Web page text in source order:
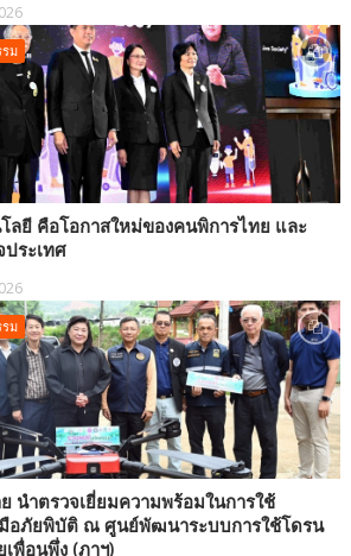
ม
ลยี คือโอกาสใหม่ของคนพิการไทย และ
ประเทศ
ม
นำตรวจเยี่ยมความพร้อมในการใช้
อภัยพิบัติ ณ ศูนย์พัฒนาระบบการใช้โดรน
พื่อนพึ่ง (ภาฯ)